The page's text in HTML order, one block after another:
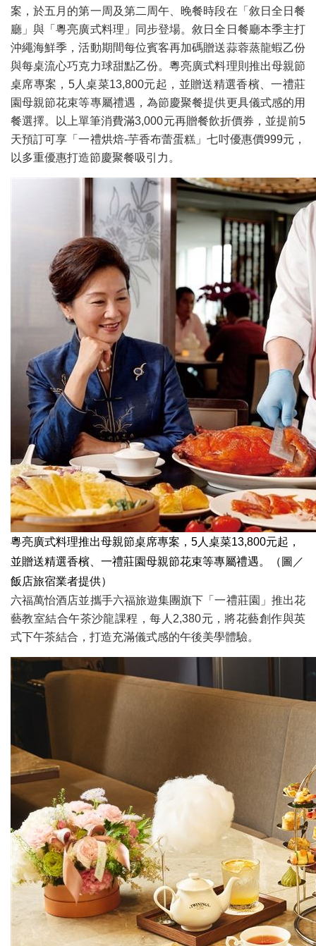
案，於五月的第一周及第二周午、晚餐時段在「敘日全日餐
廳」與「粵亮廣式料理」同步登場。敘日全日餐廳本季主打
沖繩海鮮季，活動期間每位賓客再加碼贈送蒜蓉蒸龍蝦乙份
與每桌流心巧克力球甜點乙份。粵亮廣式料理則推出母親節
桌席專案，5人桌菜13,800元起，並贈送精選香檳、一禮莊
園母親節花束等專屬禮遇，為節慶聚餐提供更具儀式感的用
餐選擇。以上單筆消費滿3,000元再贈餐飲折價券，並提前5
天預訂可享「一禮烘焙-芋香布蕾蛋糕」七吋優惠價999元，
以多重優惠打造節慶聚餐吸引力。
粵亮廣式料理推出母親節桌席專案，5人桌菜13,800元起，
並贈送精選香檳、一禮莊園母親節花束等專屬禮遇。（圖／
飯店旅宿業者提供）
六福萬怡酒店並攜手六福旅遊集團旗下「一禮莊園」推出花
藝教室結合午茶沙龍課程，每人2,380元，將花藝創作與英
式下午茶結合，打造充滿儀式感的午後美學體驗。